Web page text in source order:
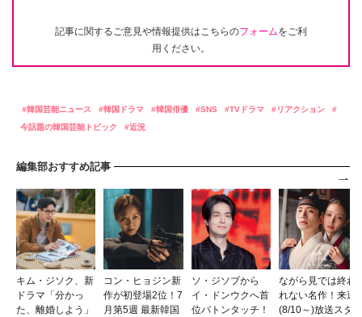
記事に関するご意見や情報提供はこちらのフォームをご利
用ください。
韓国芸能ニュース 韓国ドラマ 韓国俳優 SNS TVドラマ
リアクション
今話題の韓国芸能トピック
近況
編集部おすすめ記事
キム・ジソク、新
ドラマ「分かっ
た、離婚しよう」
コン・ヒョジン新
作が初登場2位！7
月第5週 最新韓国
ソ・ジソブから
イ・ドンウクへ首
位バトンタッチ！
ながら見では終わ
れない名作！来週
(8/10～)放送スタ